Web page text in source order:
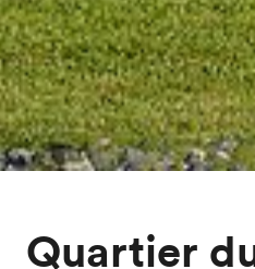
Quartier